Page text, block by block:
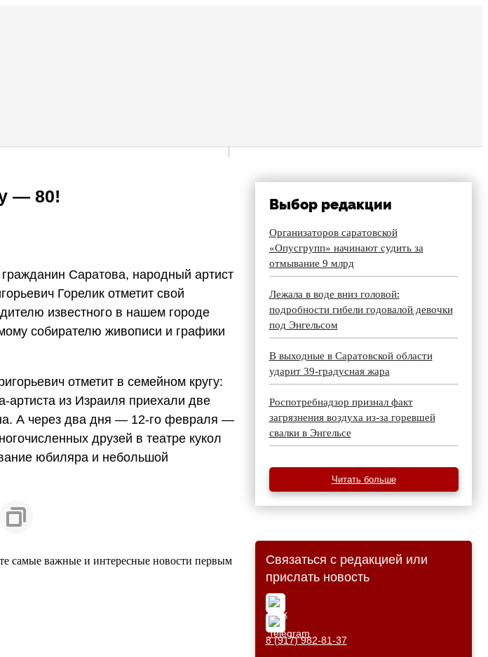
— 80!
Саратова, народный артист
Горелик отметит свой
известного в нашем городе
собирателю живописи и графики
отметит в семейном кругу:
артиста из Израиля приехали две
А через два дня — 12-го февраля —
друзей в театре кукол
юбиляра и небольшой
самые важные и интересные новости первым
Выбор редакции
Организаторов саратовской
«Опусгрупп» начинают судить за
отмывание 9 млрд
Лежала в воде вниз головой:
подробности гибели годовалой девочки
под Энгельсом
В выходные в Саратовской области
ударит 39-градусная жара
Роспотребнадзор признал факт
загрязнения воздуха из-за горевшей
свалки в Энгельсе
Читать больше
Связаться с редакцией или
прислать новость
8 (917) 982-81-37